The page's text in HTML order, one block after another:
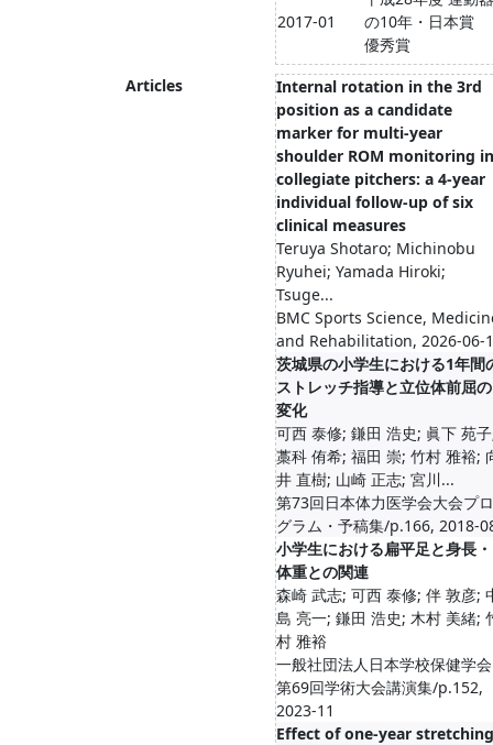
2017-01
の10年・日本賞
優秀賞
Articles
Internal rotation in the 3rd
position as a candidate
marker for multi-year
shoulder ROM monitoring in
collegiate pitchers: a 4-year
individual follow-up of six
clinical measures
Teruya Shotaro; Michinobu
Ryuhei; Yamada Hiroki;
Tsuge...
BMC Sports Science,
and Rehabilitation, 2026-06-
茨城県の小学生における1年間
ストレッチ指導と立位体前屈の
変化
可西 泰修; 鎌田 浩史; 眞下 苑
藁科 侑希; 福田 崇; 竹村 雅裕;
井 直樹; 山崎 正志; 宮川...
第73回日本体力医学会大会プロ
グラム・予稿集/p.166, 2018-
小学生における扁平足と身長・
体重との関連
森崎 武志; 可西 泰修; 伴 敦彦;
島 亮一; 鎌田 浩史; 木村 美緒;
村 雅裕
一般社団法人日本学校保健学会
第69回学術大会講演集/p.152,
2023-11
Effect of one-year stretching